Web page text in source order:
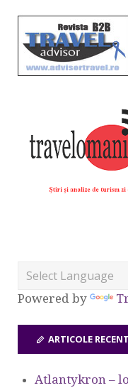
Powered by
ARTICOLE
Atlantykron –